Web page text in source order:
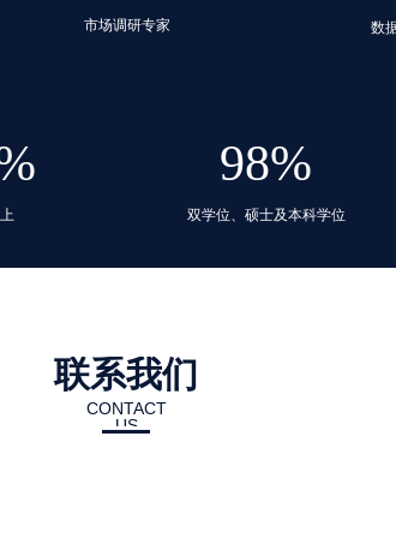
联系我们
CONTACT
US
市场调研专家 数
双学位、硕士及本科学位
98%